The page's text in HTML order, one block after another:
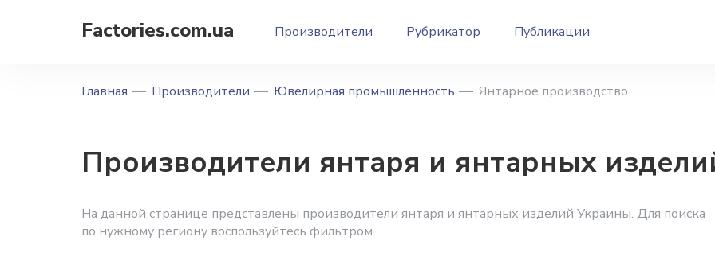
Factories.com.ua Производители Рубрикатор Публикации
Главная Производители Ювелирная промышленность Янтарное производство
Производители янтаря и янтарных
На данной странице представлены производители янтаря и янтарных изделий Украины. Для поиска
по нужному региону воспользуйтесь фильтром.